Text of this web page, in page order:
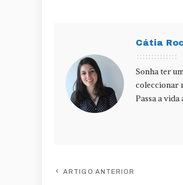
Cátia
Sonha ter
coleccionar
Passa a
ARTIGO ANTERIOR